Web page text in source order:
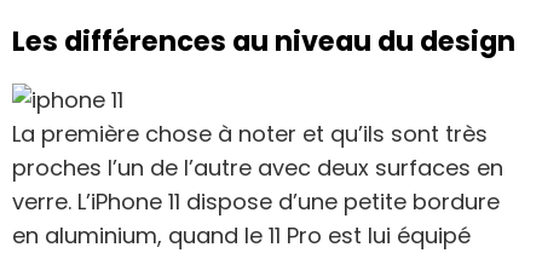
Les différences au niveau du design
La première chose à noter et qu’ils sont très
proches l’un de l’autre avec deux surfaces en
verre. L’iPhone 11 dispose d’une petite bordure
en aluminium, quand le 11 Pro est lui équipé